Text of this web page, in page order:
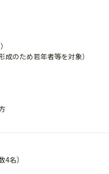
成のため若年者等を対象）
名〕